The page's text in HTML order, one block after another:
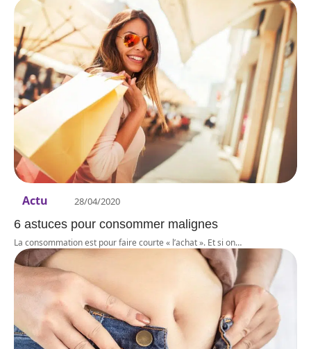
Actu 28/04/2020
6 astuces pour consommer malignes
La consommation est pour faire courte « l’achat ». Et si on…